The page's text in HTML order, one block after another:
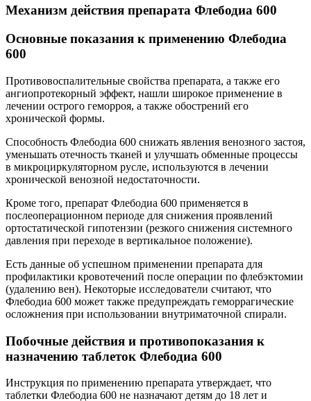
Механизм действия препарата Флебодиа 600
Основные показания к применению Флебодиа
600
Противовоспалительные свойства препарата, а также его
ангиопротекорный эффект, нашли широкое применение в
лечении острого геморроя, а также обострений его
хронической формы.
Способность Флебодиа 600 снижать явления венозного застоя,
уменьшать отечность тканей и улучшать обменные процессы
в микроциркуляторном русле, используются в лечении
хронической венозной недостаточности.
Кроме того, препарат Флебодиа 600 применяется в
послеоперационном периоде для снижения проявлений
ортостатической гипотензии (резкого снижения системного
давления при переходе в вертикальное положение).
Есть данные об успешном применении препарата для
профилактики кровотечений после операции по флебэктомии
(удалению вен). Некоторые исследователи считают, что
Флебодиа 600 может также предупреждать геморрагические
осложнения при использовании внутриматочной спирали.
Побочные действия и противопоказания к
назначению таблеток Флебодиа 600
Инструкция по применению препарата утверждает, что
таблетки Флебодиа 600 не назначают детям до 18 лет и